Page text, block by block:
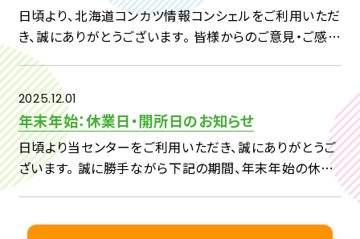
日頃より、北海道コンカツ情報コンシェルをご利用いただ
き、誠にありがとうございます。 皆様からのご意見・ご感想
を、今後の事業へいかしてまいりたいと考えておりますの
で、 下記アンケートへのご回答をよろしくお願い申し上げ
ます。 […]
2025.12.01
年末年始：休業日・開所日のお知らせ
日頃より当センターをご利用いただき、誠にありがとうご
ざいます。 誠に勝手ながら下記の期間、年末年始の休業
日とさせていただきます。 2025 年 12 月 29 日(月) ～